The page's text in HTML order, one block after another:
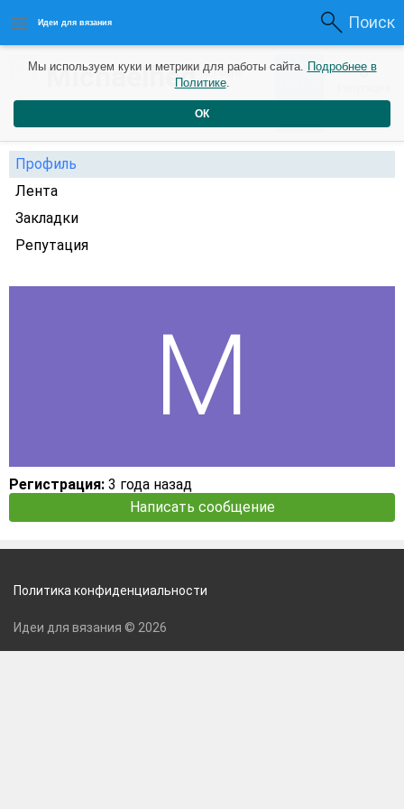
Идеи для вязания Поиск
Michaelhed3 года 0 0
Профиль
Лента
Закладки
Репутация
Регистрация: 3 года назад
Написать сообщение
Мы используем куки и метрики для работы сайта. Подробнее в
Политике.
ОК
Политика конфиденциальности
Идеи для вязания © 2026